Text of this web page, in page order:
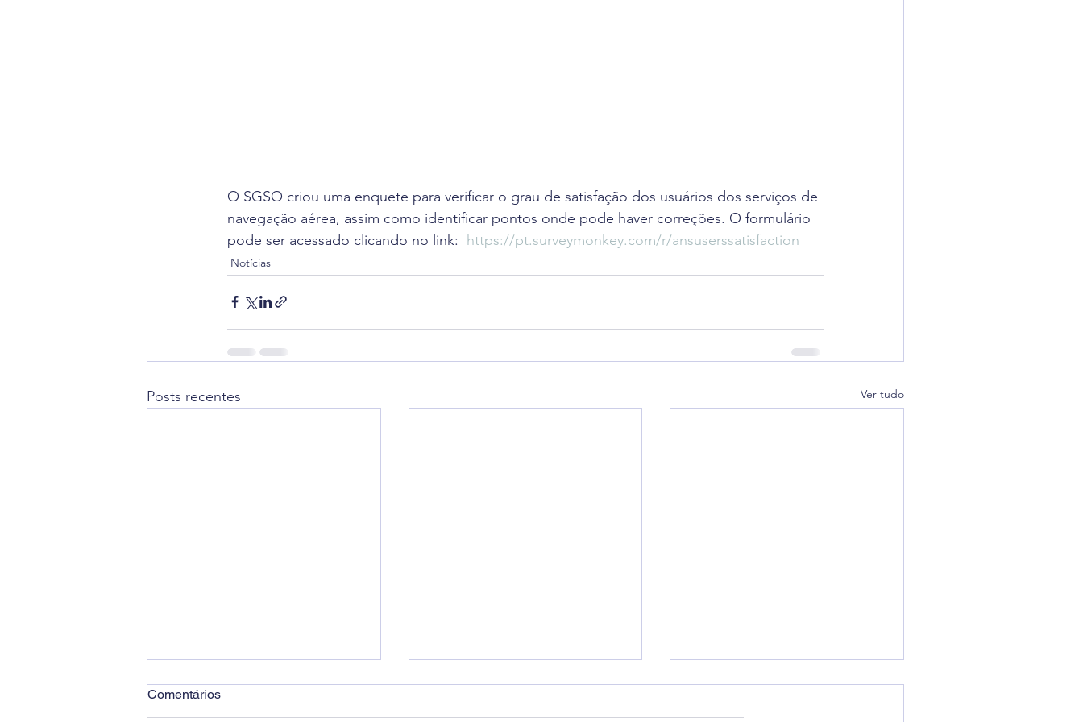
O SGSO criou uma enquete para verificar o grau de satisfação dos usuários dos serviços de
navegação aérea, assim como identificar pontos onde pode haver correções. O formulário
pode ser acessado clicando no link: https://pt.surveymonkey.com/r/ansuserssatisfaction
Notícias
Posts recentes Ver tudo
Comentários